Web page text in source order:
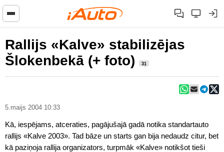
Rallijs «Kalve» stabilizējas
Šlokenbekā (+ foto)
31
5.maijs 2004 10:33
Kā, iespējams, atceraties, pagājušajā gadā notika standartauto
rallijs «Kalve 2003». Tad bāze un starts gan bija nedaudz citur, bet
kā paziņoja rallija organizators, turpmāk «Kalve» notikšot tieši